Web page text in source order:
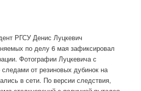
РГСУ Денис Луцкевич
по делу 6 мая зафиксировал
Фотографии Луцкевича с
от резиновых дубинок на
в сети. По версии следствия,